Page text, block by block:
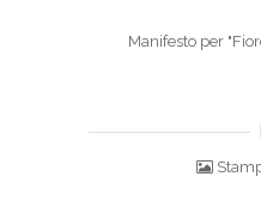
Manifesto per